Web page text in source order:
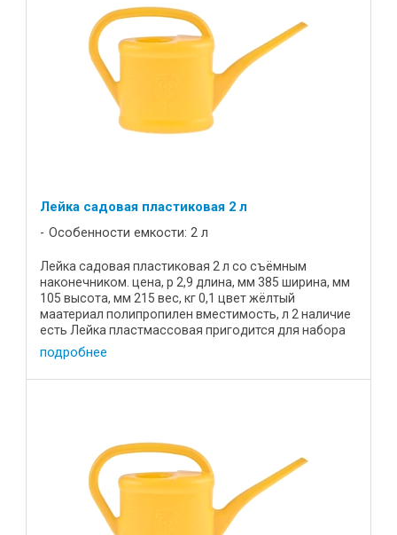
Лейка садовая пластиковая 2 л
Особенности емкости: 2 л
Лейка садовая пластиковая 2 л со съёмным
наконечником. цена, р 2,9 длина, мм 385 ширина, мм
105 высота, мм 215 вес, кг 0,1 цвет жёлтый
маатериал полипропилен вместимость, л 2 наличие
есть Лейка пластмассовая пригодится для набора
теплой воды из ...
подробнее